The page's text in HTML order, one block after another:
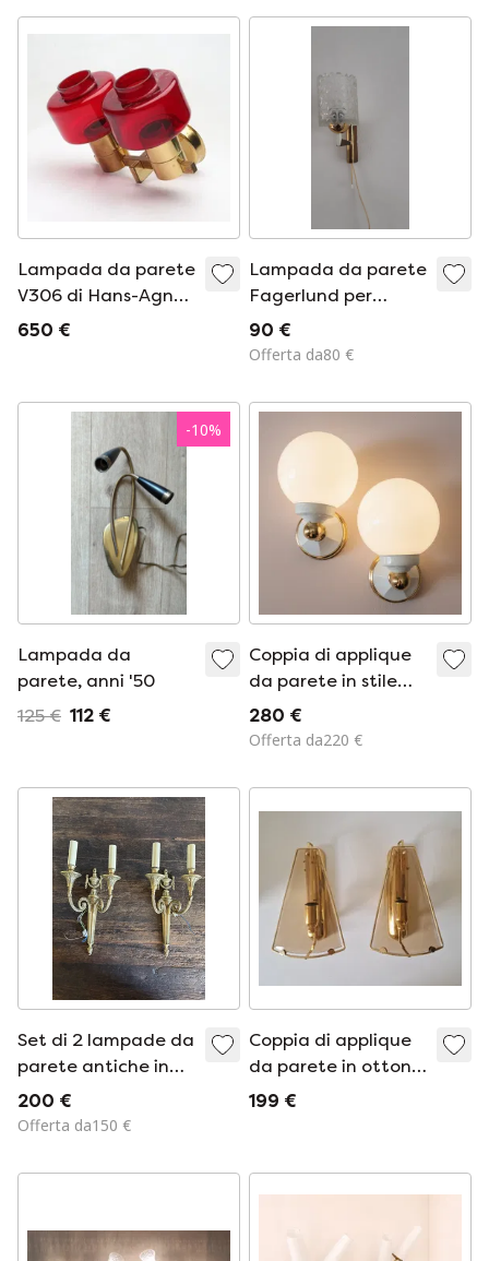
Lampada da parete
V306 di Hans-Agne
Jakobsson,
650 €
Lampada da parete
Fagerlund per
Orrefors Kalmar,
90 €
Offerta da80 €
-10%
Lampada da
parete, anni '50
125 € 112 €
Coppia di applique
da parete in stile
Art Déco Bauhaus
francese.
280 €
Offerta da220 €
Set di 2 lampade da
parete antiche in
stile Luigi XVI –
Bronzo/Ottone
200 €
Offerta da150 €
Coppia di applique
da parete in ottone
e vetro fumé di
199 €